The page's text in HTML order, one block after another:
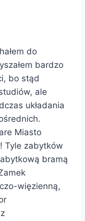
do
bardzo
bo stąd
ale
układania
Miasto
Tyle zabytków
bramą
więzienną,